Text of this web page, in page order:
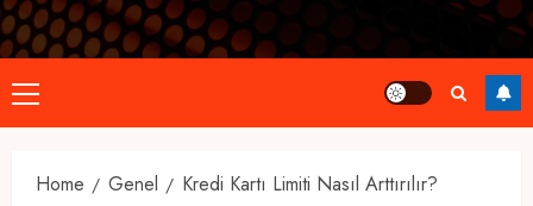
Primary
Menu
Home Genel Kredi Kartı Limiti Nasıl Arttırılır?